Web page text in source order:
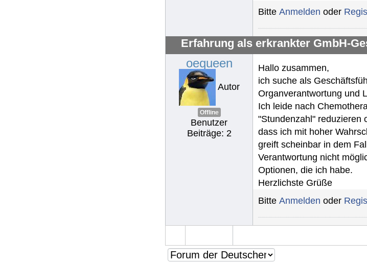
Bitte Anmelden oder
Erfahrung als erkrankter GmbH-
oequeen
Autor
Offline
Benutzer
Beiträge: 2
Hallo zusammen,
ich suche als
Organverantwortung und
Ich leide nach
"Stundenzahl" reduzieren
dass ich mit hoher
greift scheinbar in dem
Verantwortung nicht
Optionen, die ich habe.
Herzlichste Grüße
Bitte Anmelden oder